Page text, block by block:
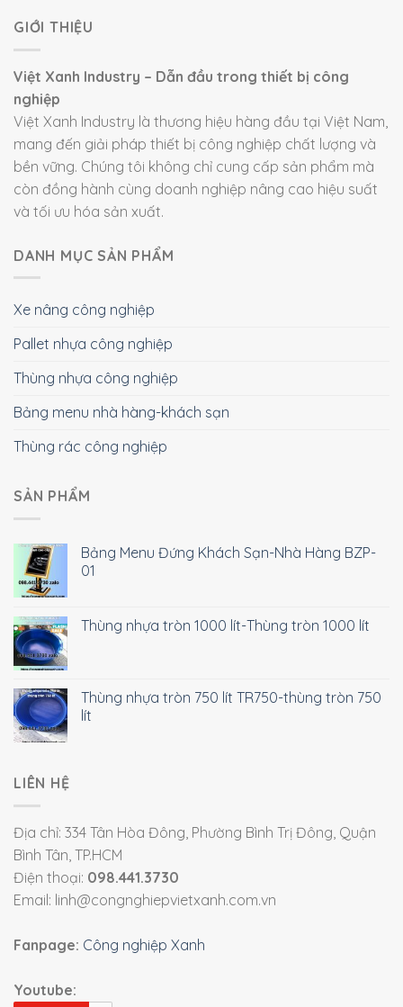
GIỚI THIỆU
Việt Xanh Industry – Dẫn đầu trong thiết bị công
nghiệp
Việt Xanh Industry là thương hiệu hàng đầu tại Việt Nam,
mang đến giải pháp thiết bị công nghiệp chất lượng và
bền vững. Chúng tôi không chỉ cung cấp sản phẩm mà
còn đồng hành cùng doanh nghiệp nâng cao hiệu suất
và tối ưu hóa sản xuất.
DANH MỤC SẢN PHẨM
Xe nâng công nghiệp
Pallet nhựa công nghiệp
Thùng nhựa công nghiệp
Bảng menu nhà hàng-khách sạn
Thùng rác công nghiệp
SẢN PHẨM
Bảng Menu Đứng Khách Sạn-Nhà Hàng BZP-
01
Thùng nhựa tròn 1000 lít-Thùng tròn 1000 lít
Thùng nhựa tròn 750 lít TR750-thùng tròn 750
lít
LIÊN HỆ
Địa chỉ: 334 Tân Hòa Đông, Phường Bình Trị Đông, Quận
Bình Tân, TP.HCM
Điện thoại: 098.441.3730
Email: linh@congnghiepvietxanh.com.vn
Fanpage: Công nghiệp Xanh
Youtube: